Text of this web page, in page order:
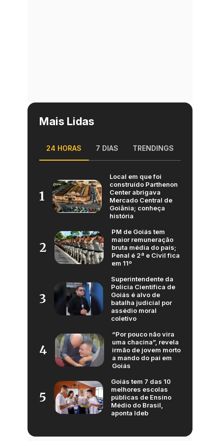
Mais Lidas
24 HORAS 7 DIAS TRENDINGS
1
Local em que foi
construído Parthenon
Center abrigava
Mercado Central de
Goiânia; conheça
história
2
PM de Goiás tem
maior remuneração
bruta média do país;
Penal é 2ª e Civil fica
em 11º
3
Superintendente da
Polícia Científica de
Goiás é alvo de
batalha judicial por
assédio moral
coletivo
4
“Por pouco não vira
uma chacina”, revela
irmão de jovem morto
a mando do pai em
Goiás
5
Goiás tem 7 das 10
melhores escolas
públicas de Ensino
Médio do Brasil,
aponta Ideb